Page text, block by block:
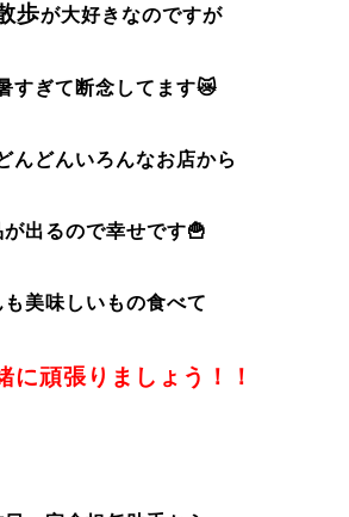
歩が大好きなのですが
すぎて断念してます😿
んどんいろんなお店から
が出るので幸せです🍟
も美味しいもの食べて
に頑張りましょう！！